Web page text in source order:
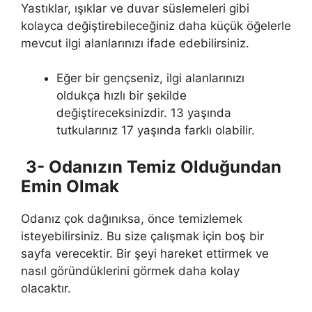
Yastıklar, ışıklar ve duvar süslemeleri gibi
kolayca değiştirebileceğiniz daha küçük öğelerle
mevcut ilgi alanlarınızı ifade edebilirsiniz.
Eğer bir gençseniz, ilgi alanlarınızı
oldukça hızlı bir şekilde
değiştireceksinizdir. 13 yaşında
tutkularınız 17 yaşında farklı olabilir.
3- Odanızın Temiz Olduğundan
Emin Olmak
Odanız çok dağınıksa, önce temizlemek
isteyebilirsiniz. Bu size çalışmak için boş bir
sayfa verecektir. Bir şeyi hareket ettirmek ve
nasıl göründüklerini görmek daha kolay
olacaktır.